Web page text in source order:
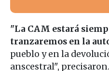
"La CAM estará
tranzaremos en la
pueblo y en la
anscestral", precisaron.